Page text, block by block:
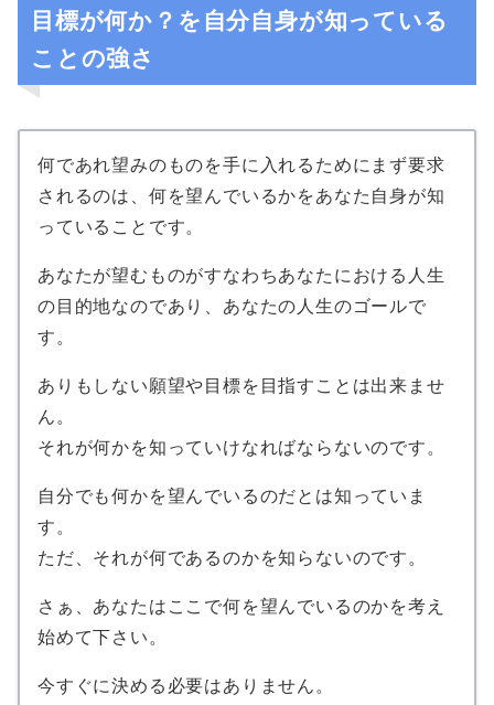
目標が何か？を自分自身が知っている
ことの強さ
何であれ望みのものを手に入れるためにまず要求
されるのは、何を望んでいるかをあなた自身が知
っていることです。
あなたが望むものがすなわちあなたにおける人生
の目的地なのであり、あなたの人生のゴールで
す。
ありもしない願望や目標を目指すことは出来ませ
ん。
それが何かを知っていけなればならないのです。
自分でも何かを望んでいるのだとは知っていま
す。
ただ、それが何であるのかを知らないのです。
さぁ、あなたはここで何を望んでいるのかを考え
始めて下さい。
今すぐに決める必要はありません。